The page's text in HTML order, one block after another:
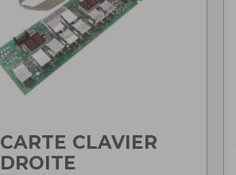
CARTE CLAVIER
DROITE